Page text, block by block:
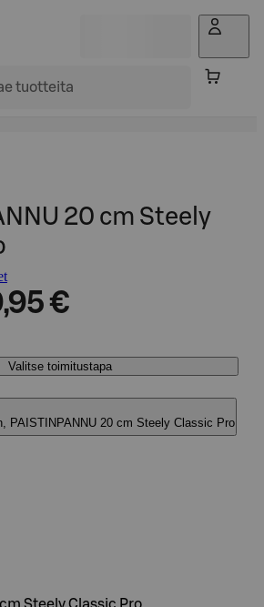
20 cm Steely
€
Valitse toimitustapa
PAISTINPANNU 20 cm Steely Classic Pro